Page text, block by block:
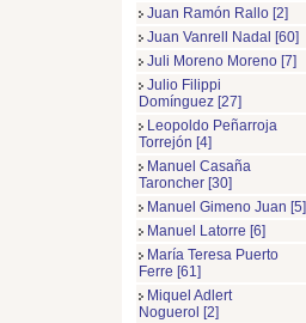
Juan Ramón Rallo [2]
Juan Vanrell Nadal [60]
Juli Moreno Moreno [7]
Julio Filippi
Domínguez [27]
Leopoldo Peñarroja
Torrejón [4]
Manuel Casaña
Taroncher [30]
Manuel Gimeno Juan [5]
Manuel Latorre [6]
María Teresa Puerto
Ferre [61]
Miquel Adlert
Noguerol [2]